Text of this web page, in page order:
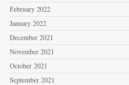
February 2022
January 2022
December 2021
November 2021
October 2021
September 2021